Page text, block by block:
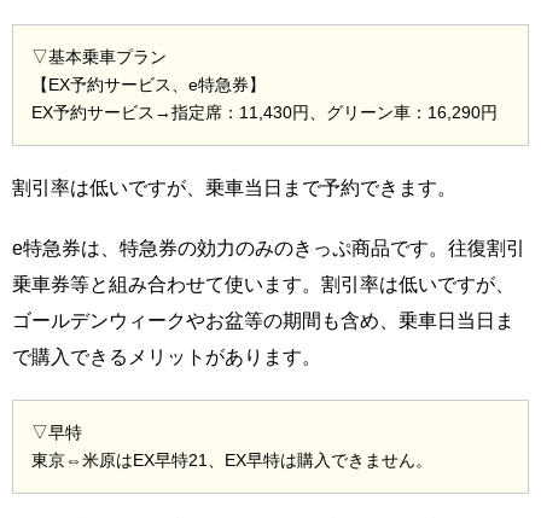
▽基本乗車プラン
【EX予約サービス、e特急券】
EX予約サービス→指定席：11,430円、グリーン車：16,290円
割引率は低いですが、乗車当日まで予約できます。
e特急券は、特急券の効力のみのきっぷ商品です。往復割引
乗車券等と組み合わせて使います。割引率は低いですが、
ゴールデンウィークやお盆等の期間も含め、乗車日当日ま
で購入できるメリットがあります。
▽早特
東京⇔米原はEX早特21、EX早特は購入できません。